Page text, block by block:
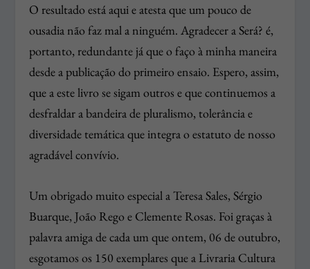
O resultado está aqui e atesta que um pouco de
ousadia não faz mal a ninguém. Agradecer a Será? é,
portanto, redundante já que o faço à minha maneira
desde a publicação do primeiro ensaio. Espero, assim,
que a este livro se sigam outros e que continuemos a
desfraldar a bandeira de pluralismo, tolerância e
diversidade temática que integra o estatuto de nosso
agradável convívio.
Um obrigado muito especial a Teresa Sales, Sérgio
Buarque, João Rego e Clemente Rosas. Foi graças à
palavra amiga de cada um que ontem, 06 de outubro,
esgotamos os 150 exemplares que a Livraria Cultura